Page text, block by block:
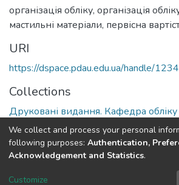
організація обліку, організація
мастильні матеріали, первісна
URI
https://dspace.pdau.edu.ua/handle/
Collections
Друковані видання. Кафедра обліку
Full item page
DSpace software copyright ©
We collect and process your personal
following purposes: Authentication,
Acknowledgement and Statistics.
Customize